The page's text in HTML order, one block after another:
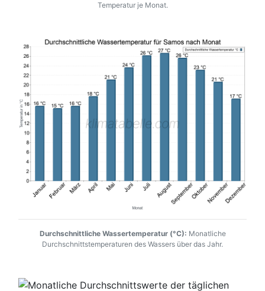
Temperatur je Monat.
Durchschnittliche Wassertemperatur (°C): Monatliche
Durchschnittstemperaturen des Wassers über das Jahr.